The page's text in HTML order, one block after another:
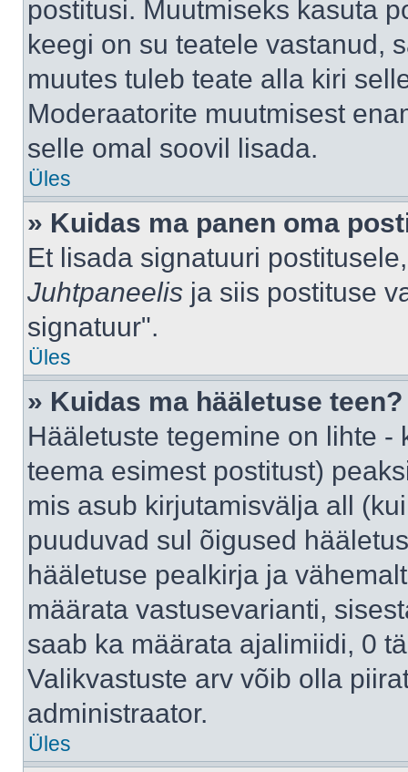
postitusi. Muutmiseks kasuta
keegi on su teatele vastanud,
muutes tuleb teate alla kiri
Moderaatorite muutmisest
selle omal soovil lisada.
Üles
» Kuidas ma panen oma
Et lisada signatuuri
Juhtpaneelis ja siis postituse
signatuur".
Üles
» Kuidas ma hääletuse teen?
Hääletuste tegemine on lihte
teema esimest postitust)
mis asub kirjutamisvälja all
puuduvad sul õigused
hääletuse pealkirja ja
määrata vastusevarianti,
saab ka määrata ajalimiidi, 0
Valikvastuste arv võib olla
administraator.
Üles